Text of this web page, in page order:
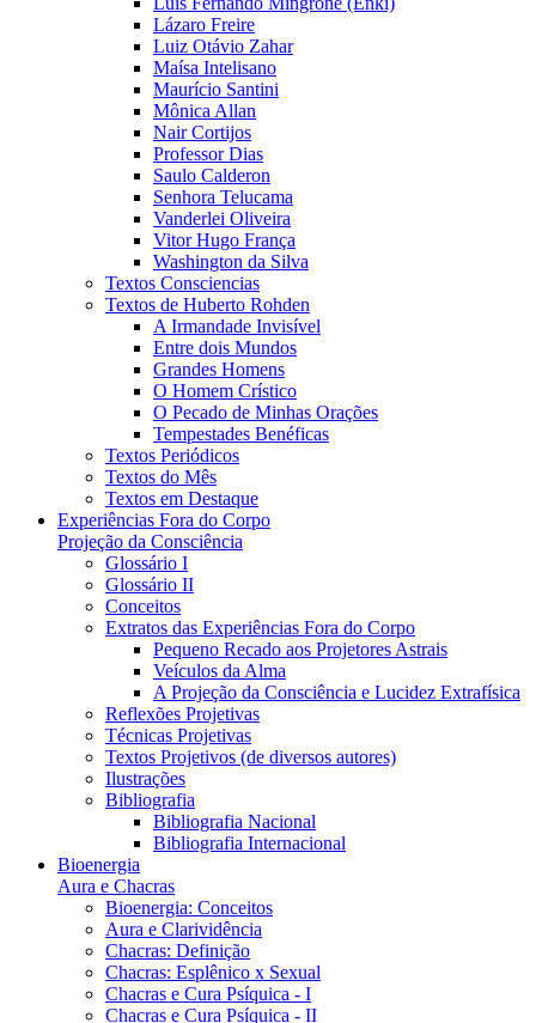
Lázaro Freire
Luiz Otávio Zahar
Maísa Intelisano
Maurício Santini
Mônica Allan
Nair Cortijos
Professor Dias
Saulo Calderon
Senhora Telucama
Vanderlei Oliveira
Vitor Hugo França
Washington da Silva
Textos Consciencias
Textos de Huberto Rohden
A Irmandade Invisível
Entre dois Mundos
Grandes Homens
O Homem Crístico
O Pecado de Minhas Orações
Tempestades Benéficas
Textos Periódicos
Textos do Mês
Textos em Destaque
Experiências Fora do Corpo
Projeção da Consciência
Glossário I
Glossário II
Conceitos
Extratos das Experiências Fora do Corpo
Pequeno Recado aos Projetores Astrais
Veículos da Alma
A Projeção da Consciência e Lucidez Extrafísica
Reflexões Projetivas
Técnicas Projetivas
Textos Projetivos (de diversos autores)
Ilustrações
Bibliografia
Bibliografia Nacional
Bibliografia Internacional
Bioenergia
Aura e Chacras
Bioenergia: Conceitos
Aura e Clarividência
Chacras: Definição
Chacras: Esplênico x Sexual
Chacras e Cura Psíquica - I
Chacras e Cura Psíquica - II